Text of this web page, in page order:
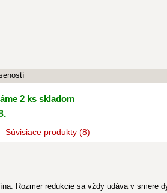
2 ks skladom
Súvisiaceprodukty(8)
Rozmer redukcie sa vždy udáva v smere